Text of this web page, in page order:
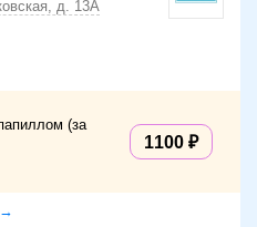
д. 13А
(за
1100
→